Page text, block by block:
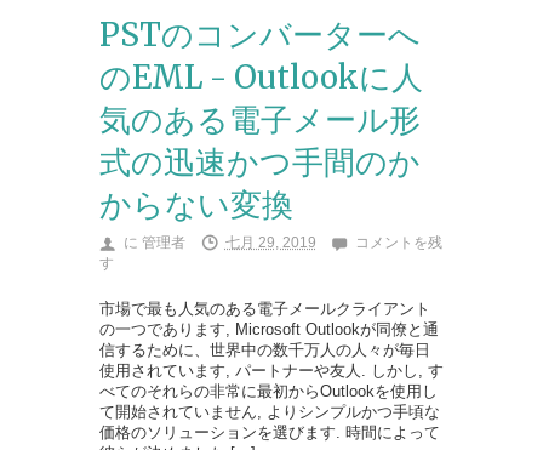
PSTのコンバーターへ
のEML - Outlookに人
気のある電子メール形
式の迅速かつ手間のか
からない変換
に 管理者 七月 29, 2019
コメントを残
す
市場で最も人気のある電子メールクライアント
の一つであります, Microsoft Outlookが同僚と通
信するために、世界中の数千万人の人々が毎日
使用されています, パートナーや友人. しかし, す
べてのそれらの非常に最初からOutlookを使用し
て開始されていません, よりシンプルかつ手頃な
価格のソリューションを選びます. 時間によって